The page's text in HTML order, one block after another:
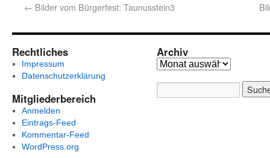
← Bilder vom Bürgerfest: Taunusstein3
Rechtliches
Impressum
Datenschutzerklärung
Mitgliederbereich
Anmelden
Eintrags-Feed
Kommentar-Feed
WordPress.org
Archiv